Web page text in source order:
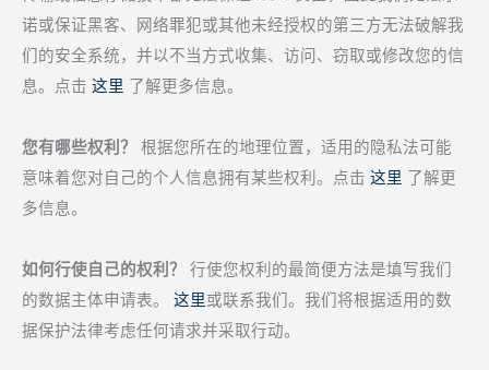
诺或保证黑客、网络罪犯或其他未经授权的第三方无法破解我
们的安全系统，并以不当方式收集、访问、窃取或修改您的信
息。点击 这里 了解更多信息。
您有哪些权利？ 根据您所在的地理位置，适用的隐私法可能
意味着您对自己的个人信息拥有某些权利。点击 这里 了解更
多信息。
如何行使自己的权利？ 行使您权利的最简便方法是填写我们
的数据主体申请表。 这里或联系我们。我们将根据适用的数
据保护法律考虑任何请求并采取行动。